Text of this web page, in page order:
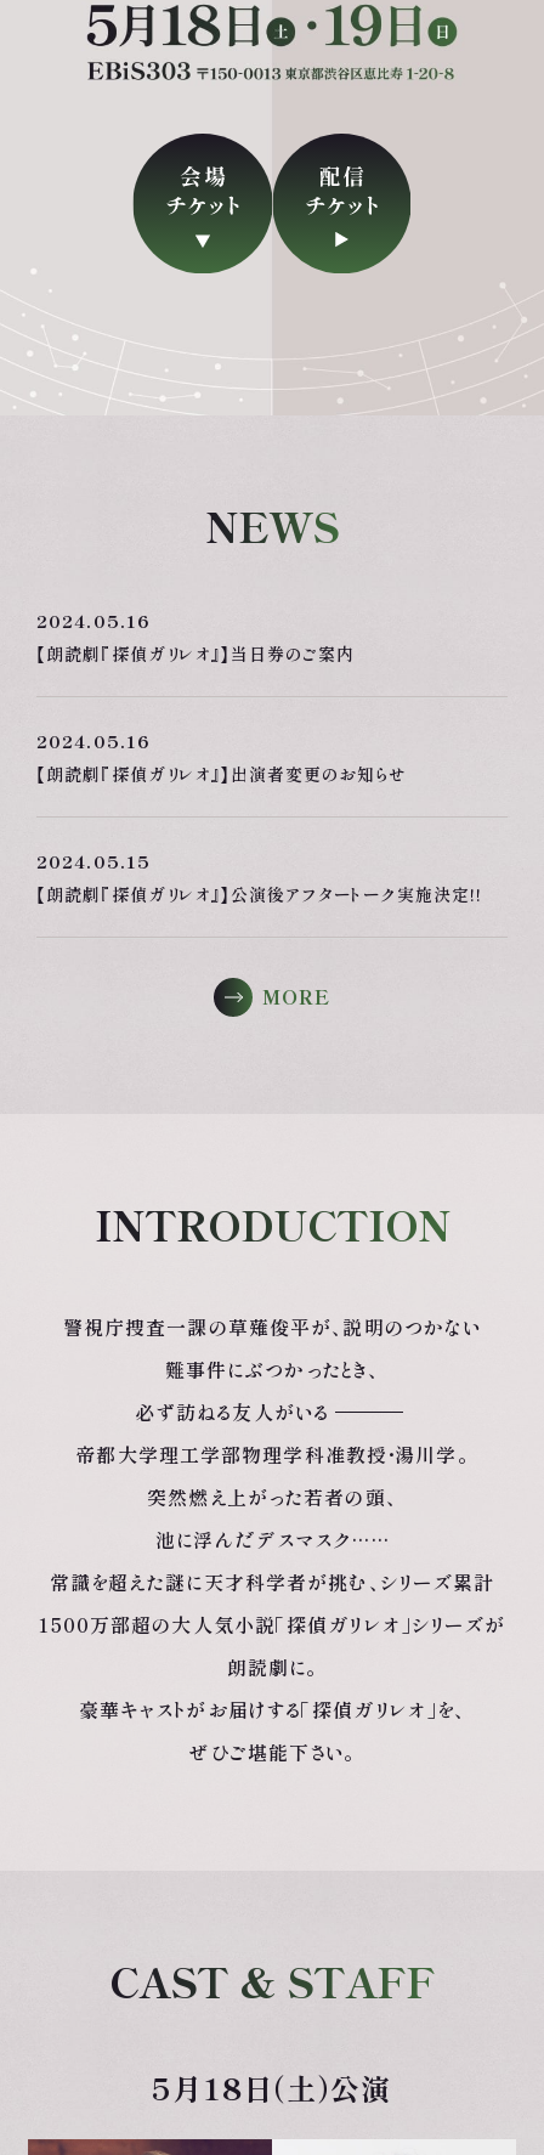
NEWS
2024.05.16
【朗読劇『探偵ガリレオ』】当日券のご案内
2024.05.16
【朗読劇『探偵ガリレオ』】出演者変更のお知らせ
2024.05.15
【朗読劇『探偵ガリレオ』】公演後アフタートーク実施決定!!
MORE
INTRODUCTION
警視庁捜査一課の草薙俊平が、 説明のつかない
難事件にぶつかったとき、
必ず訪ねる友人がいる
帝都大学理工学部物理学科准教授・湯川学。
突然燃え上がった若者の頭、
池に浮んだデスマスク……
常識を超えた謎に天才科学者が挑む、 シリーズ累計
1500万部超の大人気小説「探偵ガリレオ」シリーズが
朗読劇に。
豪華キャストがお届けする「探偵ガリレオ」を、
ぜひご堪能下さい。
CAST & STAFF
5月18日（土）公演